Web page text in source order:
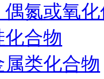
偶氮或氧
合物
类化合物